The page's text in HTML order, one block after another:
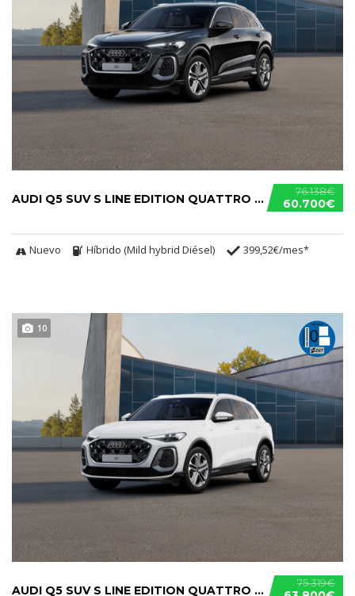
76.138€
60.700€
AUDI Q5 SUV S LINE EDITION QUATTRO S TRONIC TDI
Nuevo Híbrido (Mild hybrid Diésel) 399,52€/mes*
10
75.319€
AUDI Q5 SUV S LINE EDITION QUATTRO S TRONIC E-HYBRID